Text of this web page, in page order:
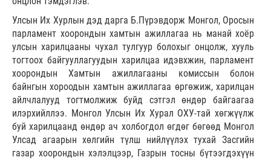
Улсын Их Хурлын дэд дарга Б.Пүрэвдорж Монгол, Оросын
парламент хоорондын хамтын ажиллагаа нь манай хоёр
улсын харилцааны чухал тулгуур болохыг онцолж, хууль
тогтоох байгууллагуудын харилцаа идэвхжин, парламент
хоорондын Хамтын ажиллагааны комиссын болон
байнгын хороодын хамтын ажиллагаа өргөжиж, харилцан
айлчлалууд тогтмолжиж буйд сэтгэл өндөр байгаагаа
илэрхийллээ. Монгол Улсын Их Хурал ОХУ-тай хөгжүүлж
буй харилцаанд өндөр ач холбогдол өгдөг бөгөөд Монгол
Улсад агаарын хөлгийн түлш нийлүүлэх тухай Засгийн
газар хоорондын хэлэлцээр, Газрын тосны бүтээгдэхүүн